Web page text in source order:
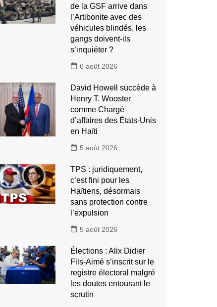
de la GSF arrive dans
l’Artibonite avec des
véhicules blindés, les
gangs doivent-ils
s’inquiéter ?
6 août 2026
David Howell succède à
Henry T. Wooster
comme Chargé
d’affaires des États-Unis
en Haïti
5 août 2026
TPS : juridiquement,
c’est fini pour les
Haïtiens, désormais
sans protection contre
l’expulsion
5 août 2026
Élections : Alix Didier
Fils-Aimé s’inscrit sur le
registre électoral malgré
les doutes entourant le
scrutin